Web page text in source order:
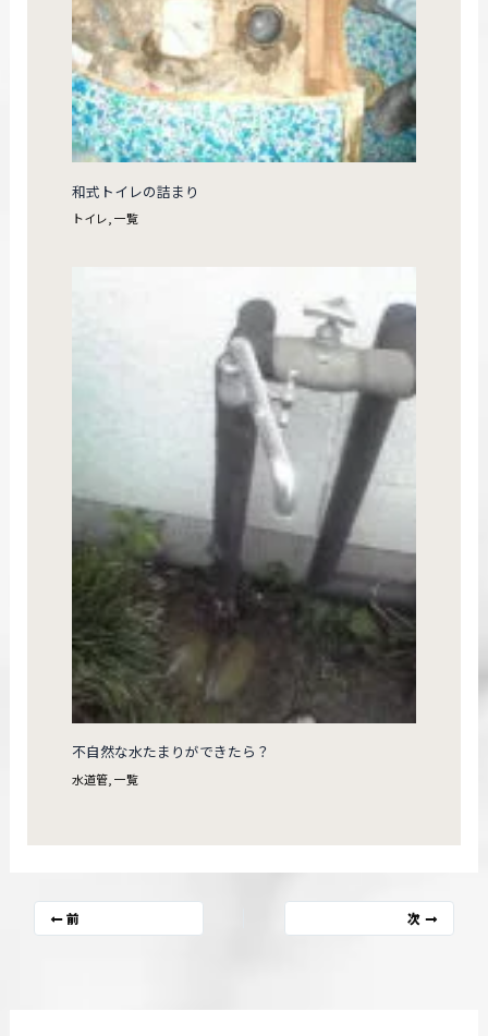
和式トイレの詰まり
トイレ,一覧
不自然な水たまりができたら？
水道管 ,一覧
前 次